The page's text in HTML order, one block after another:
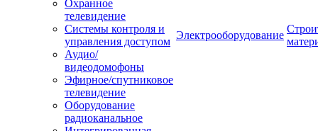
Охранное
телевидение
Системы контроля и
управления доступом
Аудио/
видеодомофоны
Эфирное/спутниковое
телевидение
Оборудование
радиоканальное
Электрооборудование